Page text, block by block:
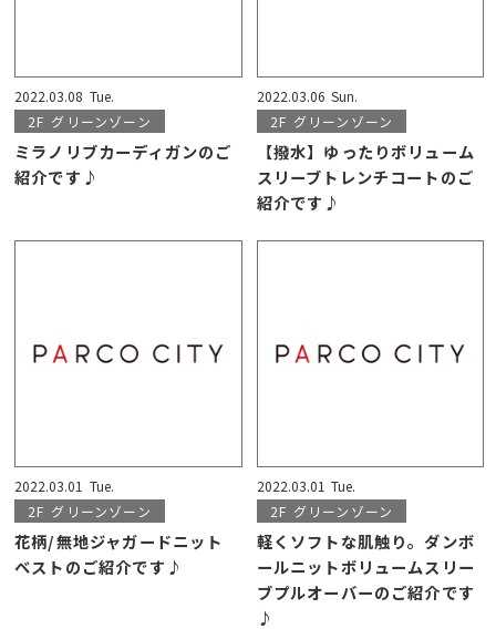
2022.03.08 Tue.
2F グリーンゾーン
ミラノリブカーディガンのご
紹介です♪
2022.03.06 Sun.
2F グリーンゾーン
【撥水】ゆったりボリューム
スリーブトレンチコートのご
紹介です♪
2022.03.01 Tue.
2F グリーンゾーン
花柄/無地ジャガードニット
ベストのご紹介です♪
2022.03.01 Tue.
2F グリーンゾーン
軽くソフトな肌触り。ダンボ
ールニットボリュームスリー
ブプルオーバーのご紹介です
♪